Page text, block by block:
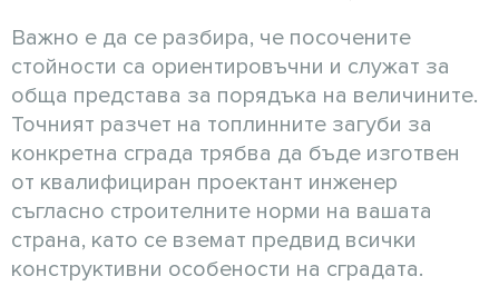
Важно е да се разбира, че посочените
стойности са ориентировъчни и служат за
обща представа за порядъка на величините.
Точният разчет на топлинните загуби за
конкретна сграда трябва да бъде изготвен
от квалифициран проектант инженер
съгласно строителните норми на вашата
страна, като се вземат предвид всички
конструктивни особености на сградата.